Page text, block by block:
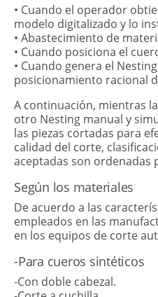
• Cuando el operador
modelo digitalizado y lo
• Abastecimiento de
• Cuando posiciona el
• Cuando genera el
posicionamiento racional
A continuación, mientras
otro Nesting manual y
las piezas cortadas para
calidad del corte,
aceptadas son ordenadas
Según los materiales
De acuerdo a las
empleados en las
en los equipos de corte
-Para cueros sintéticos
-Con doble cabezal.